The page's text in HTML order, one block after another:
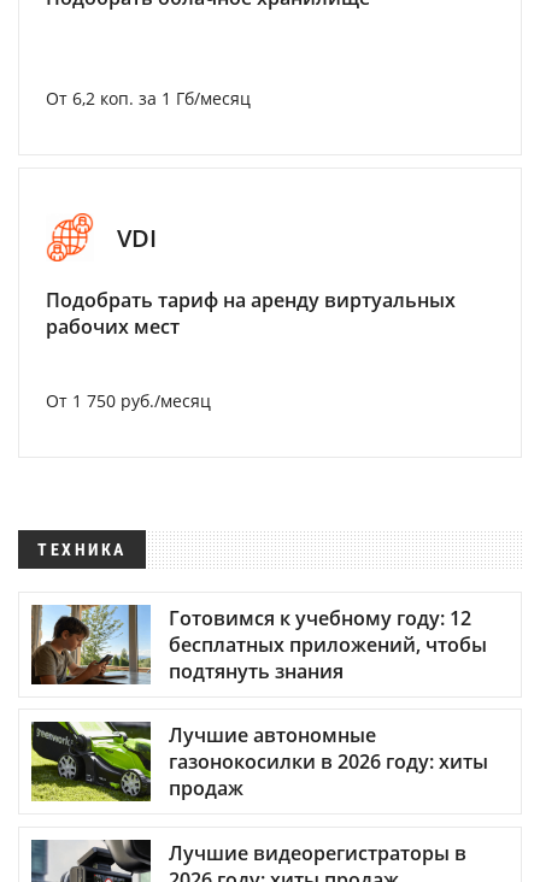
От 6,2 коп. за 1 Гб/месяц
VDI
Подобрать тариф на аренду виртуальных
рабочих мест
От 1 750 руб./месяц
ТЕХНИКА
Готовимся к учебному году: 12
бесплатных приложений, чтобы
подтянуть знания
Лучшие автономные
газонокосилки в 2026 году: хиты
продаж
Лучшие видеорегистраторы в